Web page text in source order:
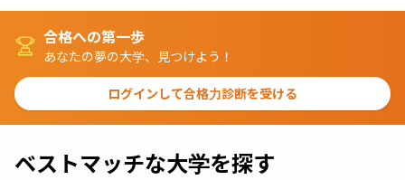
合格への第一歩
あなたの夢の大学、見つけよう！
ログインして合格力診断を受ける
ベストマッチな大学を探す